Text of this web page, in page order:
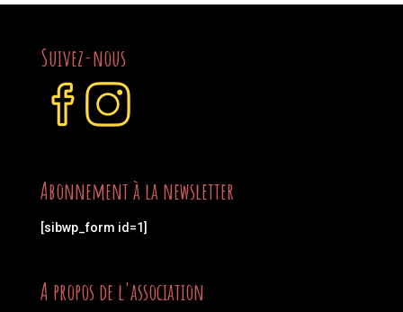
Suivez-nous
Abonnement à la newsletter
[sibwp_form id=1]
A propos de l'association